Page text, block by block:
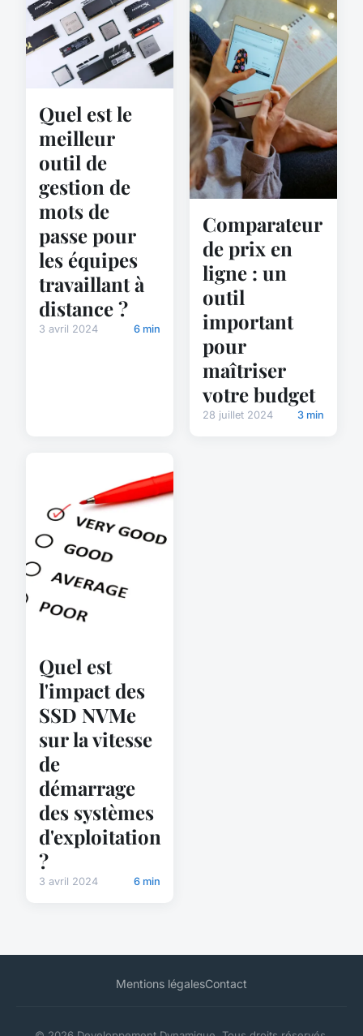
Quel est le
meilleur
outil de
gestion de
mots de
passe pour
les équipes
travaillant à
distance ?
3 avril 2024 6 min
Comparateur
de prix en
ligne : un
outil
important
pour
maîtriser
votre budget
28 juillet 2024 3 min
Quel est
l'impact des
SSD NVMe
sur la vitesse
de
démarrage
des systèmes
d'exploitation
?
3 avril 2024 6 min
Mentions légalesContact